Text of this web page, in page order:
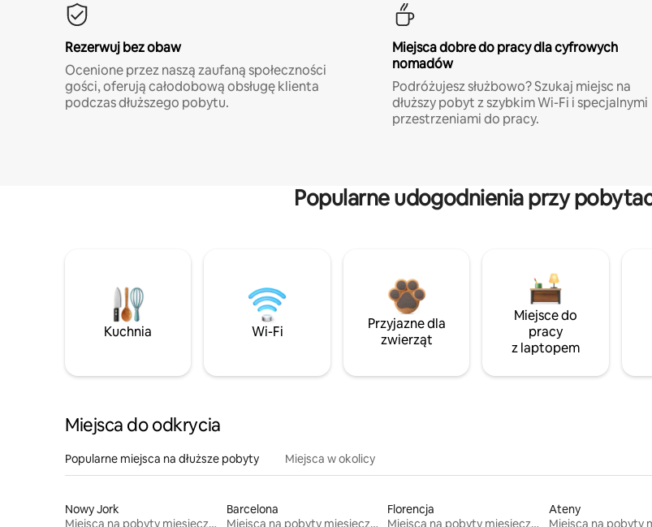
Rezerwuj bez obaw
Ocenione przez naszą zaufaną społeczności
gości, oferują całodobową obsługę klienta
podczas dłuższego pobytu.
Miejsca dobre do pracy dla cyfrowych
nomadów
Podróżujesz służbowo? Szukaj miejsc na
dłuższy pobyt z szybkim Wi-Fi i specjalnymi
przestrzeniami do pracy.
Popularne udogodnienia przy
Kuchnia Wi-Fi
Przyjazne dla
zwierząt
Miejsce do
pracy
z laptopem
Miejsca do odkrycia
Popularne miejsca na dłuższe pobyty Miejsca w okolicy
Nowy Jork
Miejsca na pobyty miesięczne
Barcelona
Miejsca na pobyty miesięczne
Florencja
Miejsca na pobyty miesięczne
Ateny